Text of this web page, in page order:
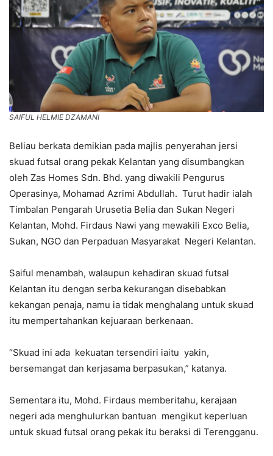
SAIFUL HELMIE DZAMANI
Beliau berkata demikian pada majlis penyerahan jersi
skuad futsal orang pekak Kelantan yang disumbangkan
oleh Zas Homes Sdn. Bhd. yang diwakili Pengurus
Operasinya, Mohamad Azrimi Abdullah. Turut hadir ialah
Timbalan Pengarah Urusetia Belia dan Sukan Negeri
Kelantan, Mohd. Firdaus Nawi yang mewakili Exco Belia,
Sukan, NGO dan Perpaduan Masyarakat Negeri Kelantan.
Saiful menambah, walaupun kehadiran skuad futsal
Kelantan itu dengan serba kekurangan disebabkan
kekangan penaja, namu ia tidak menghalang untuk skuad
itu mempertahankan kejuaraan berkenaan.
“Skuad ini ada kekuatan tersendiri iaitu yakin,
bersemangat dan kerjasama berpasukan,” katanya.
Sementara itu, Mohd. Firdaus memberitahu, kerajaan
negeri ada menghulurkan bantuan mengikut keperluan
untuk skuad futsal orang pekak itu beraksi di Terengganu.